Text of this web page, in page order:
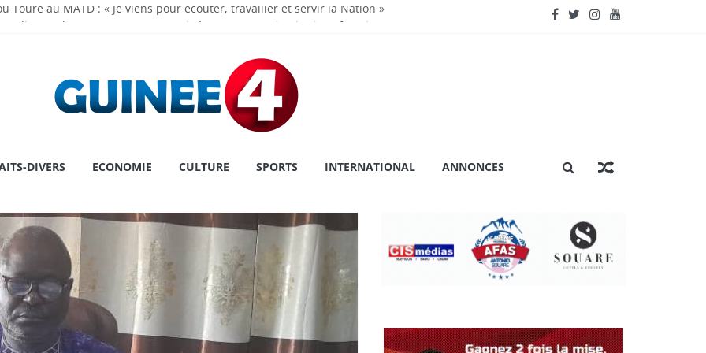
Touré au MATD : « Je viens pour écouter, travailler et servir la Nation »
: une première historique, l’institution décroche la prestigieuse certification ISO 9001
le cap sur la Grèce pour un congé
DIVERS ECONOMIE CULTURE SPORTS INTERNATIONAL ANNONCES